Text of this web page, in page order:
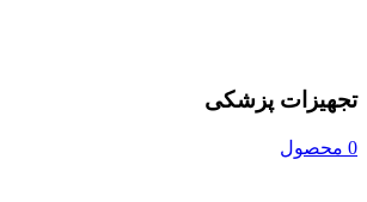
تجهیزات پزشکی
0 محصول